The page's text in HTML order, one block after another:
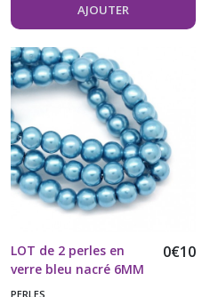
AJOUTER
LOT de 2 perles en
verre bleu nacré 6MM
0€10
PERLES